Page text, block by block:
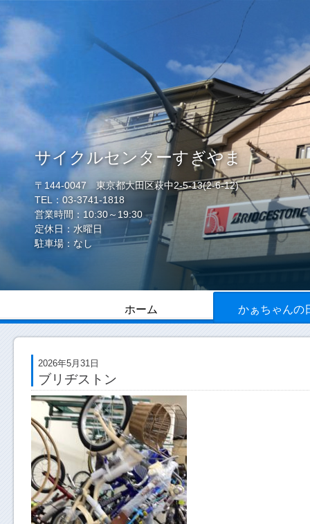
サイクルセンターすぎやま
〒144-0047 東京都大田区萩中2-5-13(2-6-12)
TEL：03-3741-1818
営業時間：10:30～19:30
定休日：水曜日
駐車場：なし
ホーム かぁちゃんの
2026年5月31日
ブリヂストン